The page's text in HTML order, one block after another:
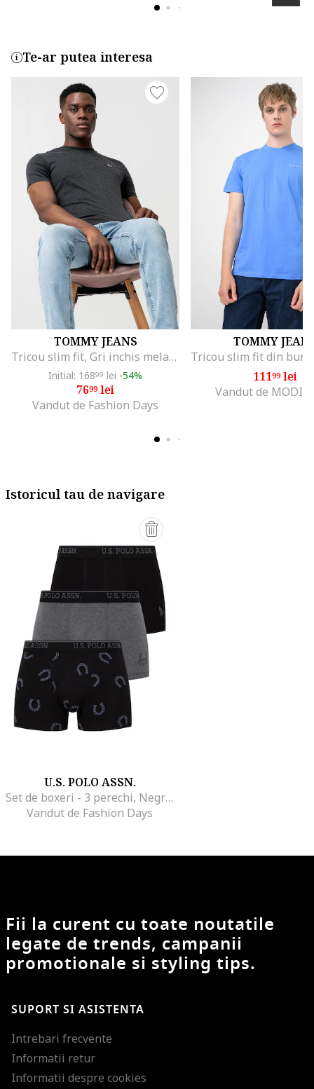
Te-ar putea interesa
TOMMY JEANS
Tricou slim fit, Gri inchis melange
Initial: 16899 lei -54%
7699lei
Vandut de Fashion Days
TOMMY
11199lei
Vandut de
Istoricul tau de navigare
U.S. POLO ASSN.
Set de boxeri - 3 perechi, Negru/Gri melange
Vandut de Fashion Days
Fii la curent cu toate noutatile
legate de trends, campanii
promotionale si styling tips.
SUPORT SI ASISTENTA
Intrebari frecvente
Informatii retur
Informatii despre cookies